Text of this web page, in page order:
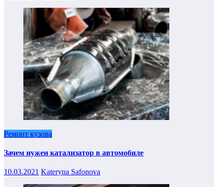
Ремонт кузова
Зачем нужен катализатор в автомобиле
10.03.2021 Kateryna Safonova